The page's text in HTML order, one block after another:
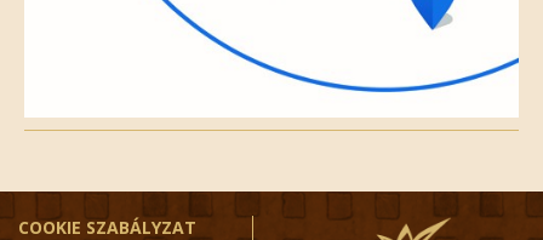
COOKIE SZABÁLYZAT